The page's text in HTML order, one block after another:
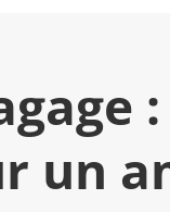
un